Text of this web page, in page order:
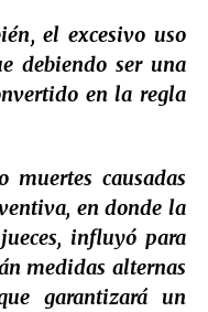
el excesivo uso
debiendo ser una
en la regla
muertes causadas
en donde la
influyó para
medidas alternas
garantizará un